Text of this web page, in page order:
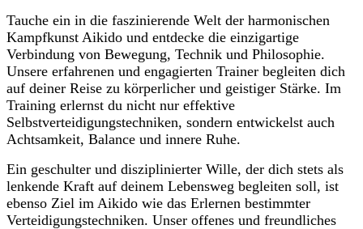
Tauche ein in die faszinierende Welt der harmonischen
Kampfkunst Aikido und entdecke die einzigartige
Verbindung von Bewegung, Technik und Philosophie.
Unsere erfahrenen und engagierten Trainer begleiten dich
auf deiner Reise zu körperlicher und geistiger Stärke. Im
Training erlernst du nicht nur effektive
Selbstverteidigungstechniken, sondern entwickelst auch
Achtsamkeit, Balance und innere Ruhe.
Ein geschulter und disziplinierter Wille, der dich stets als
lenkende Kraft auf deinem Lebensweg begleiten soll, ist
ebenso Ziel im Aikido wie das Erlernen bestimmter
Verteidigungstechniken. Unser offenes und freundliches